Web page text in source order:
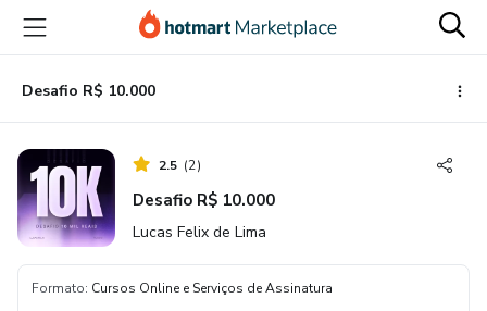
para
conteúdo
principal
para
pagamento
para
rodapé
Desafio R$ 10.000
2.5 (2)
Desafio R$ 10.000
Lucas Felix de Lima
Formato: Cursos Online e Serviços de Assinatura